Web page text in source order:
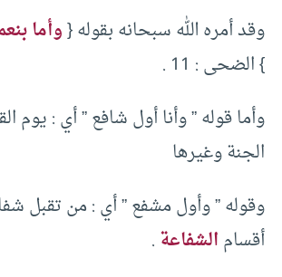
وقد أمره الله سبحانه بقوله {وأما
} الضحى : 11 .
وأما قوله ” وأنا أول شافع ” أي : يوم
الجنة وغيرها
وقوله ” وأول مشفع ” أي : من تقبل
أقسامالشفاعة.